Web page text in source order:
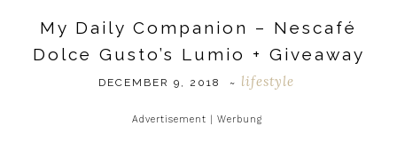
My Daily Companion – Nescafé
Dolce Gusto’s Lumio + Giveaway
DECEMBER 9, 2018 ~ lifestyle
Advertisement | Werbung